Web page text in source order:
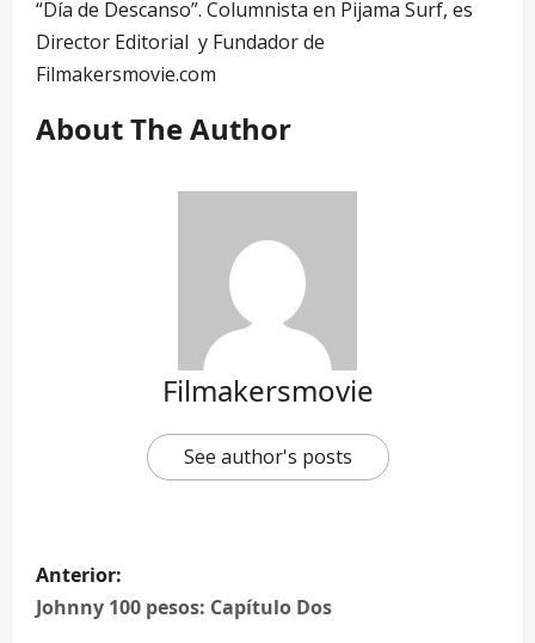
“Día de Descanso”. Columnista en Pijama Surf, es
Director Editorial y Fundador de
Filmakersmovie.com
About The Author
Filmakersmovie
See author's posts
Anterior:
Johnny 100 pesos: Capítulo Dos